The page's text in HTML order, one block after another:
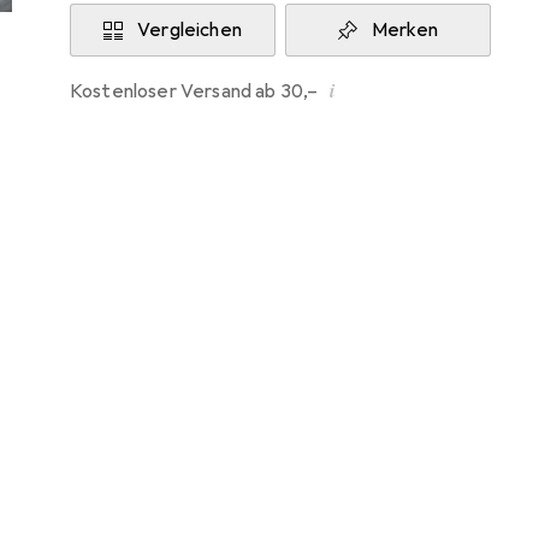
Vergleichen Merken
Kostenloser Versand ab 30,– i